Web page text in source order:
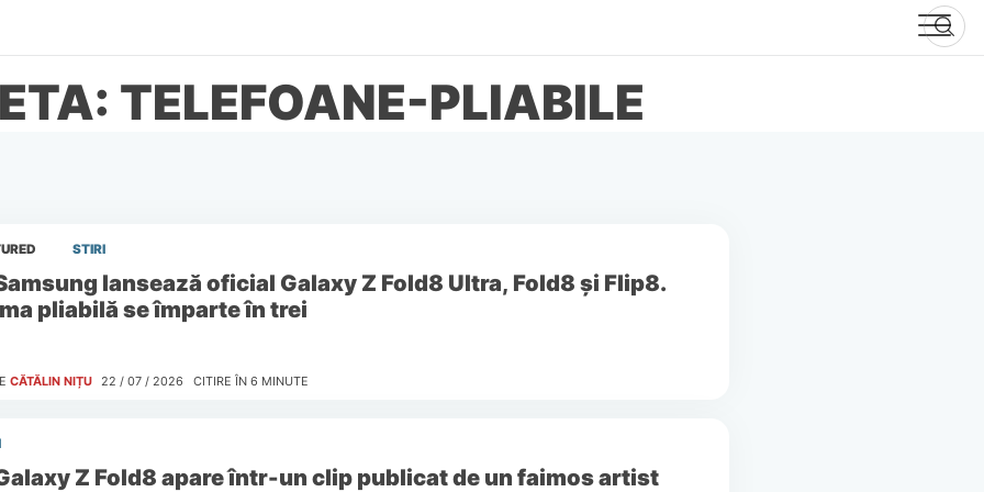
TELEFOANE-PLIABILE
STIRI
lansează oficial Galaxy Z Fold8 Ultra, Fold8 și Flip8.
pliabilă se împarte în trei
CĂTĂLIN NIȚU 22 / 07 / 2026 CITIRE ÎN 6 MINUTE
Z Fold8 apare într-un clip publicat de un faimos artist